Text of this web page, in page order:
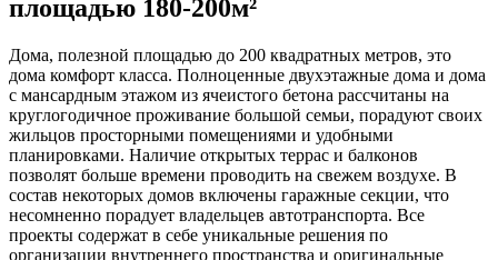
площадью 180-200м²
Дома, полезной площадью до 200 квадратных метров, это
дома комфорт класса. Полноценные двухэтажные дома и дома
с мансардным этажом из ячеистого бетона рассчитаны на
круглогодичное проживание большой семьи, порадуют своих
жильцов просторными помещениями и удобными
планировками. Наличие открытых террас и балконов
позволят больше времени проводить на свежем воздухе. В
состав некоторых домов включены гаражные секции, что
несомненно порадует владельцев автотранспорта. Все
проекты содержат в себе уникальные решения по
организации внутреннего пространства и оригинальные